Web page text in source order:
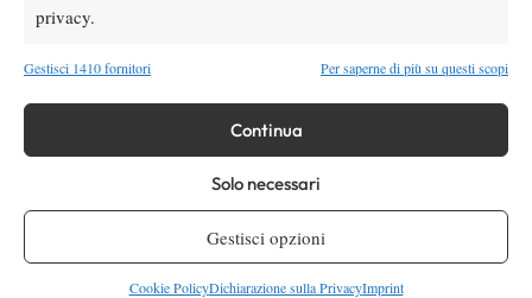
privacy.
Gestisci 1410 fornitori Per saperne di più su questi scopi
Continua
Solo necessari
Gestisci opzioni
Cookie PolicyDichiarazione sulla PrivacyImprint
TAGGED:
DI TENDENZA
orario e ordine di gioco venerdì 7 agosto.